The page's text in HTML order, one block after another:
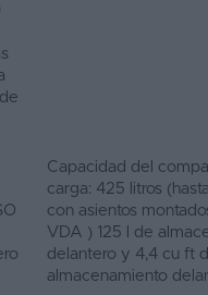
Capacidad del
carga: 425 litros
con asientos
VDA ) 125 l de
delantero y 4,4 cu ft
almacenamiento